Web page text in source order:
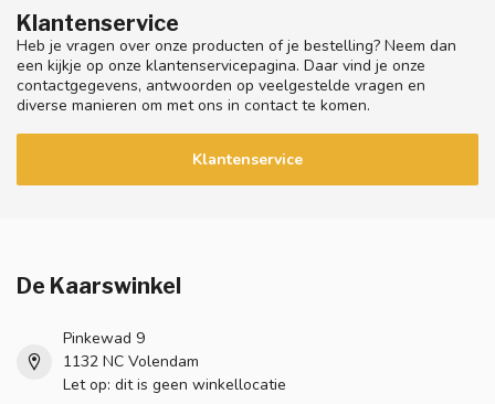
Klantenservice
Heb je vragen over onze producten of je bestelling? Neem dan
een kijkje op onze klantenservicepagina. Daar vind je onze
contactgegevens, antwoorden op veelgestelde vragen en
diverse manieren om met ons in contact te komen.
Klantenservice
De Kaarswinkel
Pinkewad 9
1132 NC Volendam
Let op: dit is geen winkellocatie